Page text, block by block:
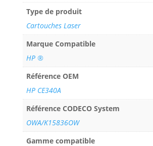
Type de produit
Cartouches Laser
Marque Compatible
HP ®
Référence OEM
HP CE340A
Référence CODECO System
OWA/K15836OW
Gamme compatible